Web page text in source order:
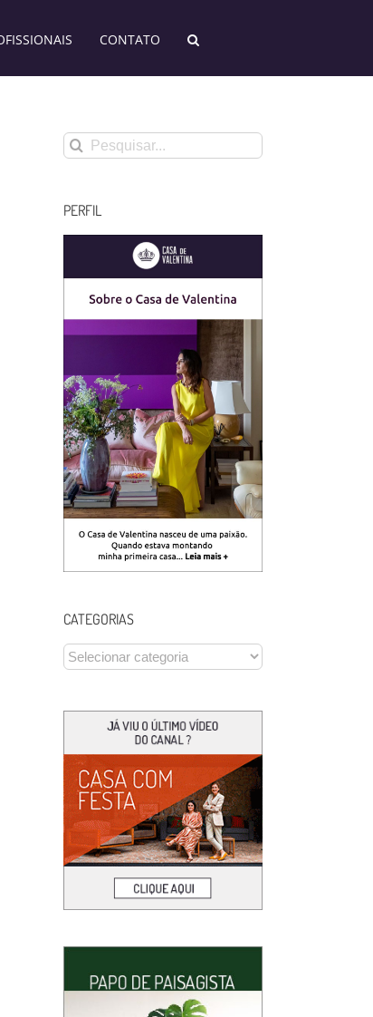
CONTATO
Buscar
resultados
PERFIL
CATEGORIAS
CATEGORIAS